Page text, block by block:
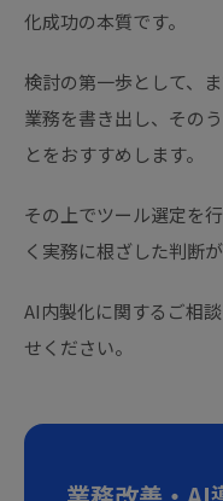
化成功の本質です。
検討の第一歩として、
業務を書き出し、その
とをおすすめします。
その上でツール選定を
く実務に根ざした判断
AI内製化に関するご相
せください。